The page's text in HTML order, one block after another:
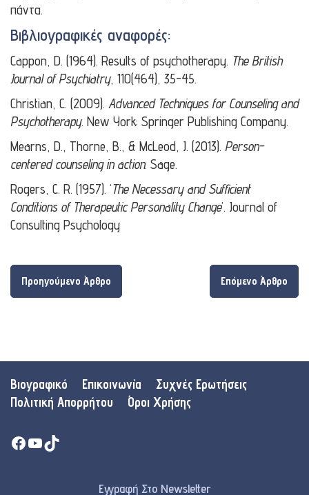
πάντα.
Βιβλιογραφικές αναφορές:
Cappon, D. (1964). Results of psychotherapy. The British
Journal of Psychiatry, 110(464), 35-45.
Christian, C. (2009). Advanced Techniques for Counseling and
Psychotherapy. New York: Springer Publishing Company.
Mearns, D., Thorne, B., & McLeod, J. (2013). Person-
centered counseling in action. Sage.
Rogers, C. R. (1957). ‘The Necessary and Sufficient
Conditions of Therapeutic Personality Change’. Journal of
Consulting Psychology
Προηγούμενο Άρθρο Επόμενο Άρθρο
Βιογραφικό Επικοινωνία
Συχνές Ερωτήσεις
Πολιτική Απορρήτου
Όροι Χρήσης
Facebook
YouTube
TikTok
Εγγραφή Στο Newsletter